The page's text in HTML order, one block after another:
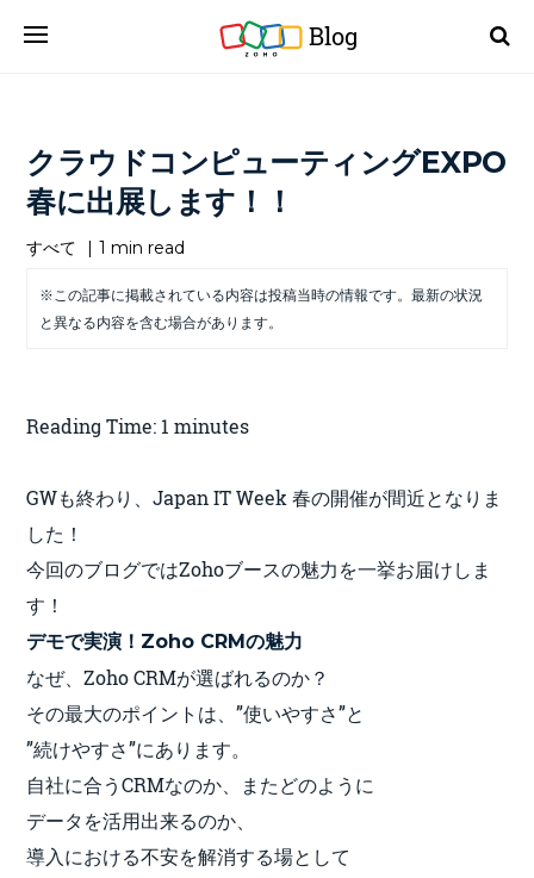
Blog
クラウドコンピューティングEXPO
春に出展します！！
すべて | 1 min read
※この記事に掲載されている内容は投稿当時の情報です。最新の状況
と異なる内容を含む場合があります。
Reading Time: 1 minutes
GWも終わり、Japan IT Week 春の開催が間近となりま
した！
今回のブログではZohoブースの魅力を一挙お届けしま
す！
デモで実演！ Zoho CRMの魅力
なぜ、Zoho CRMが選ばれるのか？
その最大のポイントは、”使いやすさ”と
”続けやすさ”にあります。
自社に合うCRMなのか、またどのように
データを活用出来るのか、
導入における不安を解消する場として